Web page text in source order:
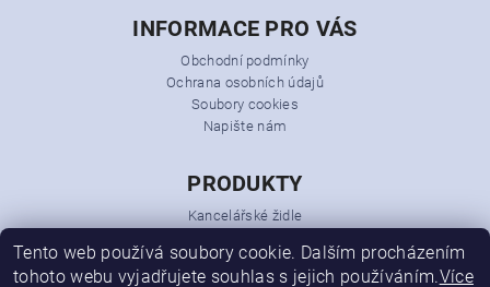
INFORMACE PRO VÁS
Obchodní podmínky
Ochrana osobních údajů
Soubory cookies
Napište nám
PRODUKTY
Kancelářské židle
Kancelářský nábytek
Konferenční židle
Tento web používá soubory cookie. Dalším procházením
tohoto webu vyjadřujete souhlas s jejich používáním.Více